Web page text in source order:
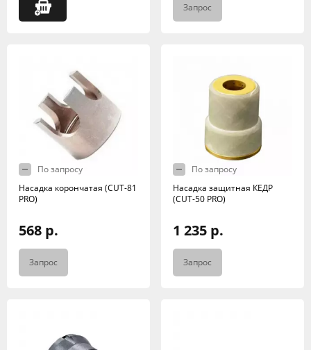
Запрос
По запросу
Насадка корончатая (CUT-81
PRO)
568 р.
Запрос
По запросу
Насадка защитная КЕДР
(CUT-50 PRO)
1 235 р.
Запрос